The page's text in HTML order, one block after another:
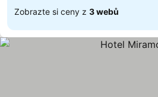
Zobrazte si ceny z 3 webů